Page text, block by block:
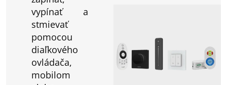
vypínať a
stmievať
pomocou
diaľkového
ovládača,
mobilom